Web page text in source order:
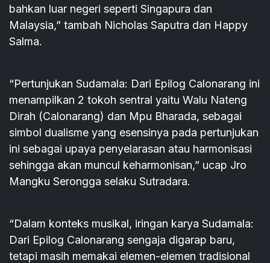
bahkan luar negeri seperti Singapura dan
Malaysia,” tambah Nicholas Saputra dan Happy
Salma.
“Pertunjukan Sudamala: Dari Epilog Calonarang ini
menampilkan 2 tokoh sentral yaitu Walu Nateng
Dirah (Calonarang) dan Mpu Bharada, sebagai
simbol dualisme yang esensinya pada pertunjukan
ini sebagai upaya penyelarasan atau harmonisasi
sehingga akan muncul keharmonisan,” ucap Jro
Mangku Serongga selaku Sutradara.
“Dalam konteks musikal, iringan karya Sudamala:
Dari Epilog Calonarang sengaja digarap baru,
tetapi masih memakai elemen-elemen tradisional